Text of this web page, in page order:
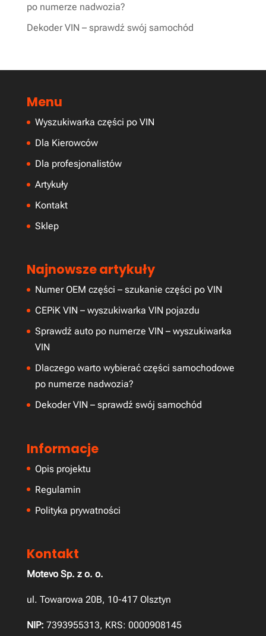
po numerze nadwozia?
Dekoder VIN – sprawdź swój samochód
Menu
Wyszukiwarka części po VIN
Dla Kierowców
Dla profesjonalistów
Artykuły
Kontakt
Sklep
Najnowsze artykuły
Numer OEM części – szukanie części po VIN
CEPiK VIN – wyszukiwarka VIN pojazdu
Sprawdź auto po numerze VIN – wyszukiwarka
VIN
Dlaczego warto wybierać części samochodowe
po numerze nadwozia?
Dekoder VIN – sprawdź swój samochód
Informacje
Opis projektu
Regulamin
Polityka prywatności
Kontakt
Motevo Sp. z o. o.
ul. Towarowa 20B, 10-417 Olsztyn
NIP: 7393955313, KRS: 0000908145